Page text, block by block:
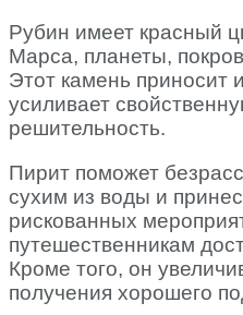
Рубин имеет красный
Марса, планеты,
Этот камень приносит
усиливает
решительность.
Пирит поможет
сухим из воды и
рискованных
путешественникам
Кроме того, он
получения хорошего